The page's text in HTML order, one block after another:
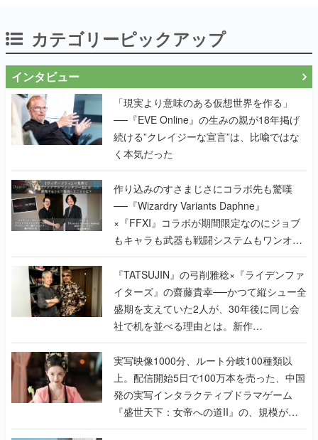
カテゴリーピックアップ
インタビュー
「現実より意味のある仮想世界を作る」
──『EVE Online』の生みの親が18年掲げ
続ける”クレイジーな宣言”は、比喩ではな
く本気だった
作り込みのすさまじさにコラボ先も驚嘆
──『Wizardry Variants Daphne』
×『FFXI』コラボが期間限定なのにジョブ
もキャラも武器も戦闘システムもワンオフ
で作り込まれた理由を両ディレクターに聞
く
『TATSUJIN』の弓削雅稔×『ライデンファ
イターズ』の齋藤貴幸──かつて縦シュー全
盛期を支えていた2人が、30年後に同じ会
社で机を並べる理由とは。新作
『TATSUJIN EXTREME』で初タッグを組
んだレジェンド2人に訊く開発秘話
実写映像1000分、ルート分岐100種類以
上。配信開始5日で100万本を売った、中国
発の実写インタラクティブドラマゲーム
『盛世天下：女帝への道II』の、規模が違
うこだわりをプロデューサーに聞いた